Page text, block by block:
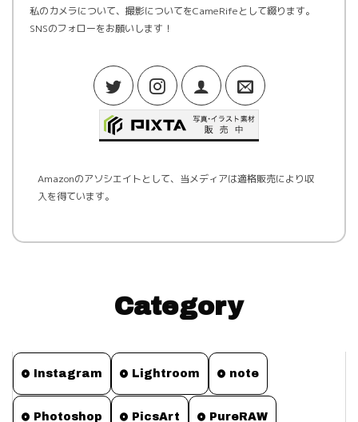
私のカメラについて、撮影についてをCameRifeとして綴ります。
SNSのフォローをお願いします！
Amazonのアソシエイトとして、当メディアは適格販売により収
入を得ています。
Category
Instagram Lightroom note
Photoshop PicsArt PureRAW